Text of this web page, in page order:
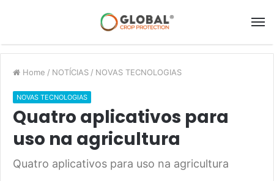
Home / NOTÍCIAS / NOVAS TECNOLOGIAS
NOVAS TECNOLOGIAS
Quatro aplicativos para
uso na agricultura
Quatro aplicativos para uso na agricultura